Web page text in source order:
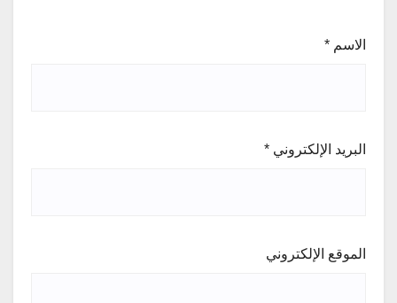
الاسم *
البريد الإلكتروني *
الموقع الإلكتروني